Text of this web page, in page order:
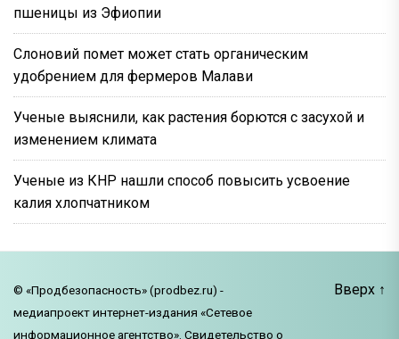
пшеницы из Эфиопии
Слоновий помет может стать органическим
удобрением для фермеров Малави
Ученые выяснили, как растения борются с засухой и
изменением климата
Ученые из КНР нашли способ повысить усвоение
калия хлопчатником
© «Продбезопасность» (prodbez.ru) -
медиапроект интернет-издания «Сетевое
информационное агентство». Свидетельство о
Вверх ↑